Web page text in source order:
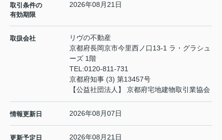
取引条件の
有効期限
2026年08月21日
取扱会社
リヴの不動産
京都府長岡京市今里西ノ口13-1 ラ・グラシュ
ーズ 1階
TEL:0120-811-731
京都府知事 (3) 第13457号
【公益社団法人】 京都府宅地建物取引業協会
情報更新日 2026年08月07日
更新予定日 2026年08月21日